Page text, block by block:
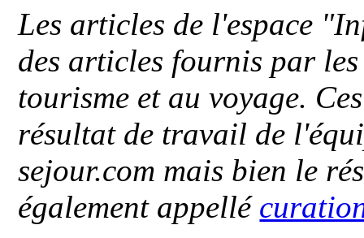
Les articles de l'espace
des articles fournis par
tourisme et au voyage.
résultat de travail de
sejour.com mais bien le
également appellé